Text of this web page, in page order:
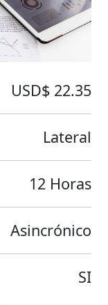
USD$ 22.35
Lateral
12 Horas
Asincrónico
SI